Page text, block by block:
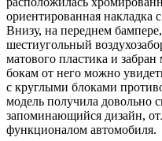
ориентированная накладка
Внизу, на переднем
шестиугольный
матового пластика и
бокам от него можно
с круглыми блоками
модель получила довольно
запоминающийся дизайн,
функционалом автомобиля.